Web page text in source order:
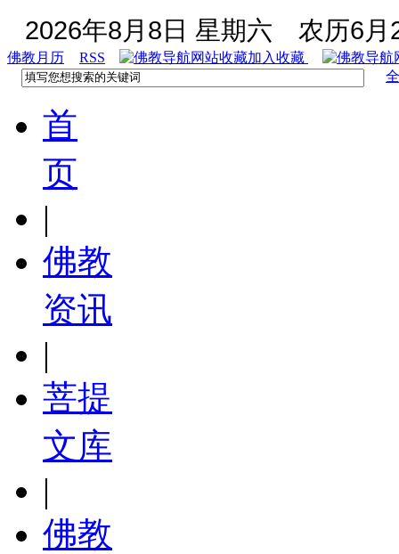
2026年8月8日 星期六 农历6月
佛教月历 RSS
加入收藏
首
页
|
佛教
资讯
|
菩提
文库
|
佛教